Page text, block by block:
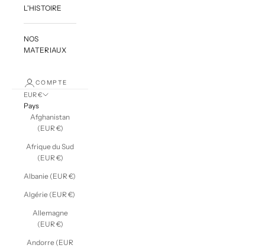
L'HISTOIRE
NOS
MATERIAUX
COMPTE
EUR €
Pays
Afghanistan
(EUR €)
Afrique du Sud
(EUR €)
Albanie (EUR €)
Algérie (EUR €)
Allemagne
(EUR €)
Andorre (EUR